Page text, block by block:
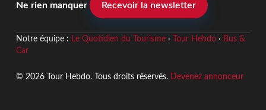
Ne rien manquer Recevoir la newsletter
Notre équipe : Le Quotidien du Tourisme· Tour Hebdo· Bus &
Car
© 2026 Tour Hebdo. Tous droits réservés. Devenez annonceur